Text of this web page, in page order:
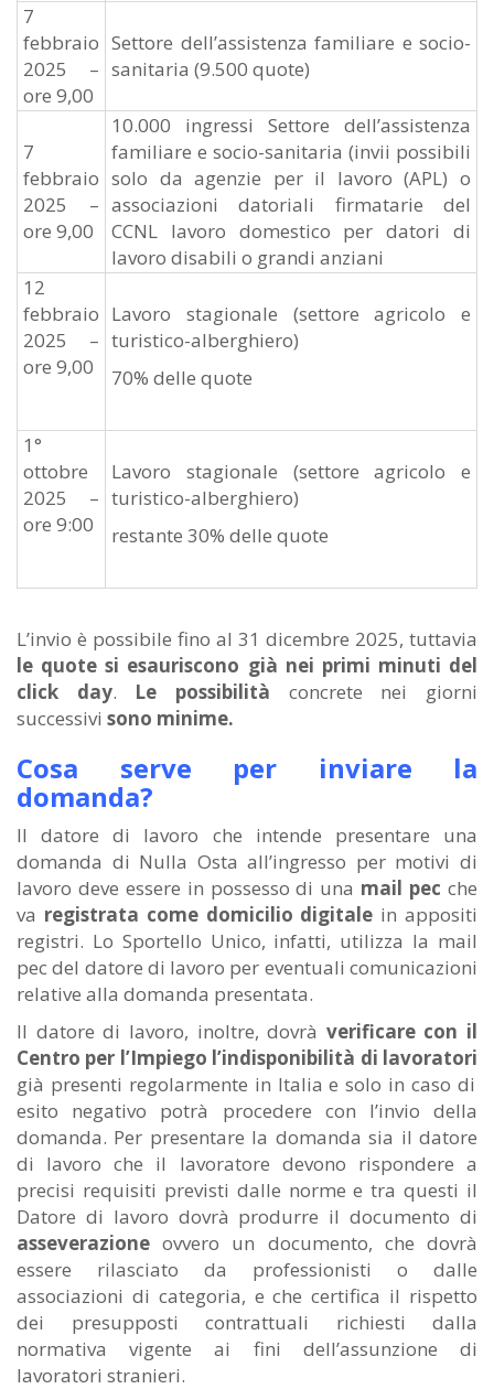
7
febbraio
2025 –
ore 9,00
Settore dell’assistenza familiare e socio-
sanitaria (9.500 quote)
7
febbraio
2025 –
ore 9,00
10.000 ingressi Settore dell’assistenza
familiare e socio-sanitaria (invii possibili
solo da agenzie per il lavoro (APL) o
associazioni datoriali firmatarie del
CCNL lavoro domestico per datori di
lavoro disabili o grandi anziani
12
febbraio
2025 –
ore 9,00
Lavoro stagionale (settore agricolo e
turistico-alberghiero)
70% delle quote
1°
ottobre
2025 –
ore 9:00
Lavoro stagionale (settore agricolo e
turistico-alberghiero)
restante 30% delle quote
L’invio è possibile fino al 31 dicembre 2025, tuttavia
le quote si esauriscono già nei primi minuti del
click day. Le possibilità concrete nei giorni
successivi sono minime.
Cosa serve per inviare la
domanda?
Il datore di lavoro che intende presentare una
domanda di Nulla Osta all’ingresso per motivi di
lavoro deve essere in possesso di una mail pec che
va registrata come domicilio digitale in appositi
registri. Lo Sportello Unico, infatti, utilizza la mail
pec del datore di lavoro per eventuali comunicazioni
relative alla domanda presentata.
Il datore di lavoro, inoltre, dovrà verificare con il
Centro per l’Impiego l’indisponibilità di lavoratori
già presenti regolarmente in Italia e solo in caso di
esito negativo potrà procedere con l’invio della
domanda. Per presentare la domanda sia il datore
di lavoro che il lavoratore devono rispondere a
precisi requisiti previsti dalle norme e tra questi il
Datore di lavoro dovrà produrre il documento di
asseverazioneovvero un documento, che dovrà
essere rilasciato da professionisti o dalle
associazioni di categoria, e che certifica il rispetto
dei presupposti contrattuali richiesti dalla
normativa vigente ai fini dell’assunzione di
lavoratori stranieri.